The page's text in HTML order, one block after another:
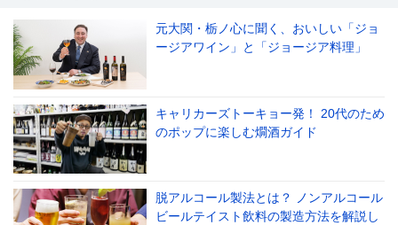
元大関・栃ノ心に聞く、おいしい「ジョ
ージアワイン」と「ジョージア料理」
キャリカーズトーキョー発！ 20代のため
のポップに楽しむ燗酒ガイド
脱アルコール製法とは？ ノンアルコール
ビールテイスト飲料の製造方法を解説し